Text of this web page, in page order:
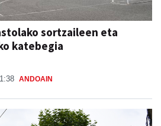
sortzaileen eta
katebegia
ANDOAIN